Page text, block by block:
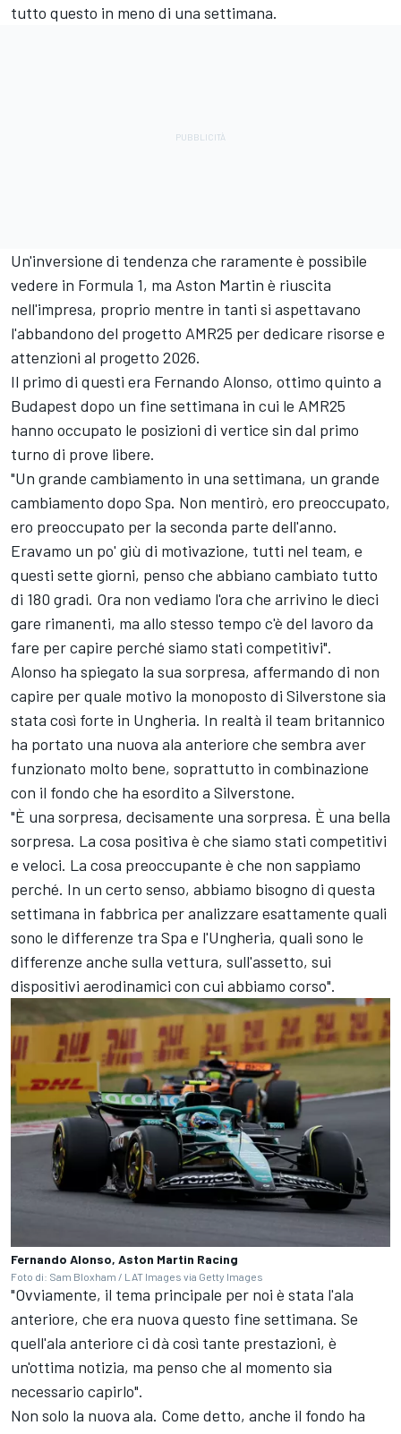
tutto questo in meno di una settimana.
Un'inversione di tendenza che raramente è possibile
vedere in Formula 1, ma Aston Martin è riuscita
nell'impresa, proprio mentre in tanti si aspettavano
l'abbandono del progetto AMR25 per dedicare risorse e
attenzioni al progetto 2026.
Il primo di questi era Fernando Alonso, ottimo quinto a
Budapest dopo un fine settimana in cui le AMR25
hanno occupato le posizioni di vertice sin dal primo
turno di prove libere.
"Un grande cambiamento in una settimana, un grande
cambiamento dopo Spa. Non mentirò, ero preoccupato,
ero preoccupato per la seconda parte dell'anno.
Eravamo un po' giù di motivazione, tutti nel team, e
questi sette giorni, penso che abbiano cambiato tutto
di 180 gradi. Ora non vediamo l'ora che arrivino le dieci
gare rimanenti, ma allo stesso tempo c'è del lavoro da
fare per capire perché siamo stati competitivi".
Alonso ha spiegato la sua sorpresa, affermando di non
capire per quale motivo la monoposto di Silverstone sia
stata così forte in Ungheria. In realtà il team britannico
ha portato una nuova ala anteriore che sembra aver
funzionato molto bene, soprattutto in combinazione
con il fondo che ha esordito a Silverstone.
"È una sorpresa, decisamente una sorpresa. È una bella
sorpresa. La cosa positiva è che siamo stati competitivi
e veloci. La cosa preoccupante è che non sappiamo
perché. In un certo senso, abbiamo bisogno di questa
settimana in fabbrica per analizzare esattamente quali
sono le differenze tra Spa e l'Ungheria, quali sono le
differenze anche sulla vettura, sull'assetto, sui
dispositivi aerodinamici con cui abbiamo corso".
Fernando Alonso, Aston Martin Racing
Foto di: Sam Bloxham / LAT Images via Getty Images
"Ovviamente, il tema principale per noi è stata l'ala
anteriore, che era nuova questo fine settimana. Se
quell'ala anteriore ci dà così tante prestazioni, è
un'ottima notizia, ma penso che al momento sia
necessario capirlo".
Non solo la nuova ala. Come detto, anche il fondo ha